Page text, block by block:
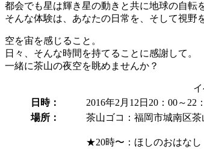
都会でも星は輝き星の動きと共に地球の自転
そんな体験は、あなたの日常を、そして視野
空を宙を感じること。
日々、そんな時間を持てることに感謝して。
一緒に茶山の夜空を眺めませんか？
日時：
2016年2月12日20：00～
場所：
茶山ゴコ：福岡市城南区茶
★20時〜：ほしのおはなし